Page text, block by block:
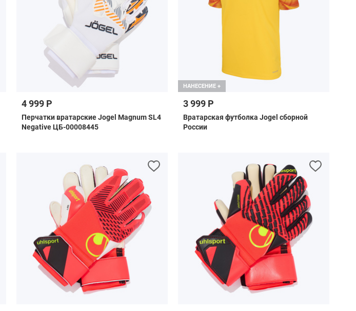
4 999 Р
Перчатки вратарские Jogel Magnum SL4
Negative ЦБ-00008445
НАНЕСЕНИЕ +
3 999 Р
Вратарская футболка Jogel сборной
России